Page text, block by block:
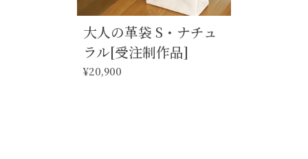
大人の革袋 S・ナチュ
ラル[受注制作品]
¥20,900